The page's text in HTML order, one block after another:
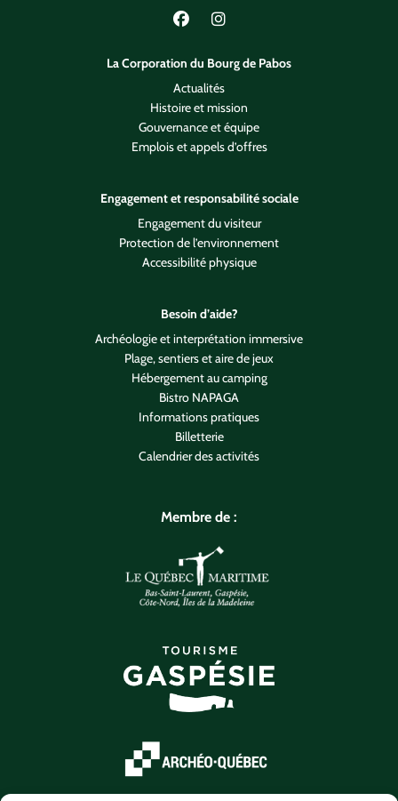
Lien vers Facebook
Lien vers Instagram
La Corporation du Bourg de Pabos
Actualités
Histoire et mission
Gouvernance et équipe
Emplois et appels d’offres
Engagement et responsabilité sociale
Engagement du visiteur
Protection de l’environnement
Accessibilité physique
Besoin d’aide?
Archéologie et interprétation immersive
Plage, sentiers et aire de jeux
Hébergement au camping
Bistro NAPAGA
Informations pratiques
Billetterie
Calendrier des activités
Membre de :